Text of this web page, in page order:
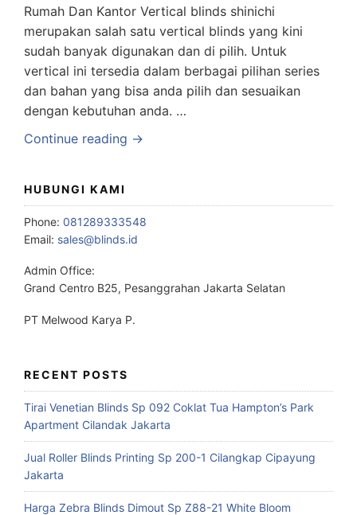
Rumah Dan Kantor Vertical blinds shinichi
merupakan salah satu vertical blinds yang kini
sudah banyak digunakan dan di pilih. Untuk
vertical ini tersedia dalam berbagai pilihan series
dan bahan yang bisa anda pilih dan sesuaikan
dengan kebutuhan anda. …
Continue reading →
HUBUNGI KAMI
Phone: 081289333548
Email: sales@blinds.id
Admin Office:
Grand Centro B25, Pesanggrahan Jakarta Selatan
PT Melwood Karya P.
RECENT POSTS
Tirai Venetian Blinds Sp 092 Coklat Tua Hampton’s Park
Apartment Cilandak Jakarta
Jual Roller Blinds Printing Sp 200-1 Cilangkap Cipayung
Jakarta
Harga Zebra Blinds Dimout Sp Z88-21 White Bloom